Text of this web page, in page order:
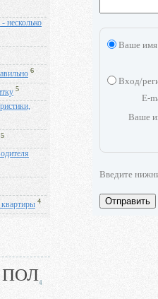
несколько
6
5
5
квартиры 4
ПОЛ4
Ваше имя
Вход/
E-
Ваше
Введите
Отправить